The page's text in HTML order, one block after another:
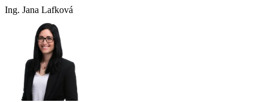
Ing. Jana Lafková